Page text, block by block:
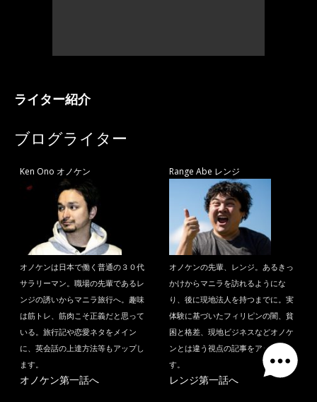
ライター紹介
ブログライター
Ken Ono オノケン
オノケンは日本で働く普通の３０代
サラリーマン。職場の先輩であるレ
ンジの誘いからマニラ旅行へ。趣味
は筋トレ、筋肉こそ正義だと思って
いる。旅行記や恋愛ネタをメイン
に、英会話の上達方法等もアップし
ます。
オノケン第一話へ
Range Abe レンジ
オノケンの先輩、レンジ。あるきっ
かけからマニラを訪れるようにな
り、後に現地法人を持つまでに。実
体験に基づいたフィリピンの闇、貧
困と格差、現地ビジネスなどオノケ
ンとは違う視点の記事をアップしま
す。
レンジ第一話へ